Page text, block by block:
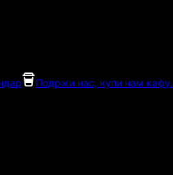
Подржи нас, купи нам кафу.